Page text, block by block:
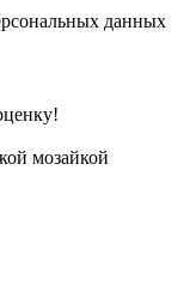
данных
мозайкой